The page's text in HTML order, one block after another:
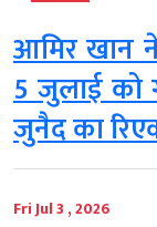
आमिर खान
5 जुलाई को
जुनैद का
Fri Jul 3 , 2026